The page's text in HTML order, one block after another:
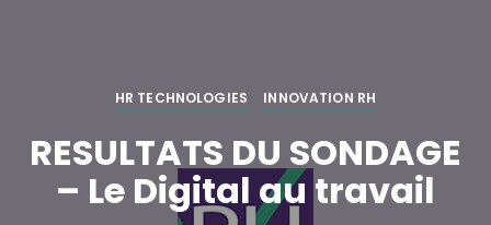
HR TECHNOLOGIES INNOVATION RH
RESULTATS DU SONDAGE
– Le Digital au travail